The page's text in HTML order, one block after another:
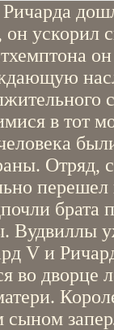
ускорил
в тот
брата
Вудвиллы
V и
во дворце